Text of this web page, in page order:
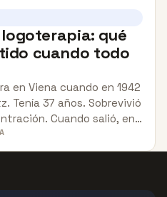
qué
cuando todo
en Viena cuando en 1942
Tenía 37 años. Sobrevivió
Cuando salió, en…